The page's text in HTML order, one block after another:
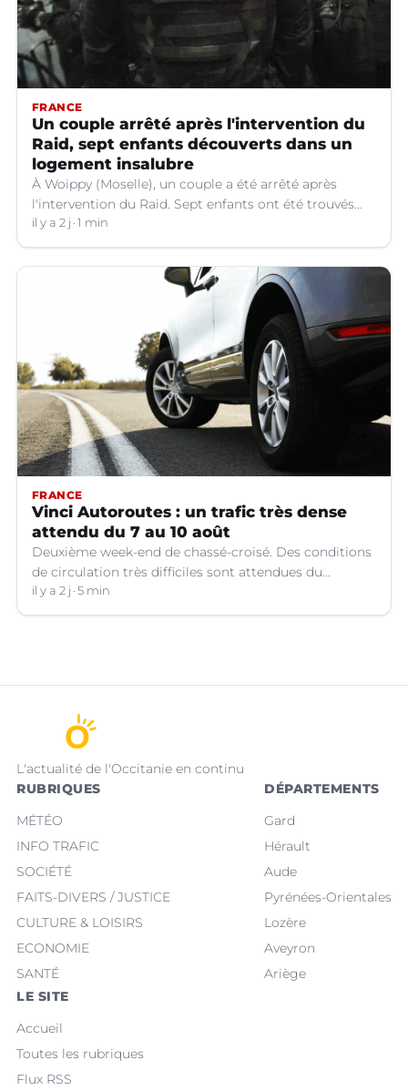
FRANCE
Un couple arrêté après l'intervention du
Raid, sept enfants découverts dans un
logement insalubre
À Woippy (Moselle), un couple a été arrêté après
l'intervention du Raid. Sept enfants ont été trouvés
dans un logement insalubre.
il y a 2 j 1 min
FRANCE
Vinci Autoroutes : un trafic très dense
attendu du 7 au 10 août
Deuxième week-end de chassé-croisé. Des conditions
de circulation très difficiles sont attendues du
vendredi 7 au lundi 10 août sur le réseau VINCI
Autoroutes.
il y a 2 j 5 min
L'actualité de l'Occitanie en continu
RUBRIQUES
MÉTÉO
INFO TRAFIC
SOCIÉTÉ
FAITS-DIVERS / JUSTICE
CULTURE & LOISIRS
ECONOMIE
SANTÉ
DÉPARTEMENTS
Gard
Hérault
Aude
Pyrénées-Orientales
Lozère
Aveyron
Ariège
LE SITE
Accueil
Toutes les rubriques
Flux RSS